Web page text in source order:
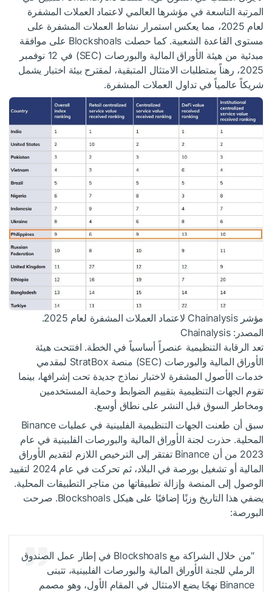
المرتبة التاسعة في مؤشرها العالمي لاعتماد العملات المشفرة
لعام 2025، مما يعكس استمرار نشاط العملات المشفرة على
مستوى القاعدة الشعبية. كما حصلت Blockshoals على موافقة
مبدئية من هيئة الأوراق المالية والبورصات (SEC) في 12 نوفمبر
2025، رهناً بمتطلبات الامتثال المتبقية، لمقترح بيئة اختبار يشمل
شريكاً عالمياً في تداول العملات المشفرة.
مؤشر Chainalysis لاعتماد العملات المشفرة لعام 2025.
المصدر: Chainalysis
تعد الرقابة التنظيمية عنصراً أساسياً في الخطة. افتتحت هيئة
الأوراق المالية والبورصات (SEC) منصة StratBox لمقدمي
خدمات الأصول المشفرة لاختبار نماذج جديدة تحت إشرافها، بينما
تقوم الجهات التنظيمية بتقييم الضوابط وحماية المستخدمين
ومخاطر السوق قبل النشر على نطاق أوسع.
سبق أن طعنت الجهات التنظيمية الفلبينية في عمليات Binance
المحلية. حذرت لجنة الأوراق المالية والبورصات الفلبينية في عام
2023 من أن Binance تفتقر إلى الترخيص اللازم لتقديم الأوراق
المالية أو تشغيل بورصة في البلاد، ثم تحركت في عام 2024 لتقييد
الوصول إلى المنصة وإزالة تطبيقاتها من متاجر التطبيقات المحلية.
يضفي هذا التاريخ وزنًا إضافيًا على هيكل Blockshoals. صرحت
البورصة:
"من خلال الشراكة مع Blockshoals في إطار عمل الصندوق
الرملي للجنة الأوراق المالية والبورصات الفلبينية، تتبنى
Binance نهجًا يضع الامتثال في المقام الأول، وهو مصمم